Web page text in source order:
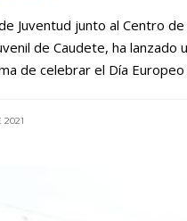
Juventud junto al Centro de
de Caudete, ha lanzado
de celebrar el Día Europeo
2021